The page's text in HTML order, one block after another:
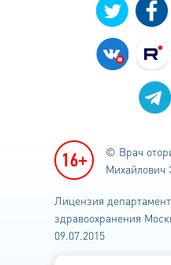
© Врач
Михайлович
Лицензия
здравоохранения
09.07.2015